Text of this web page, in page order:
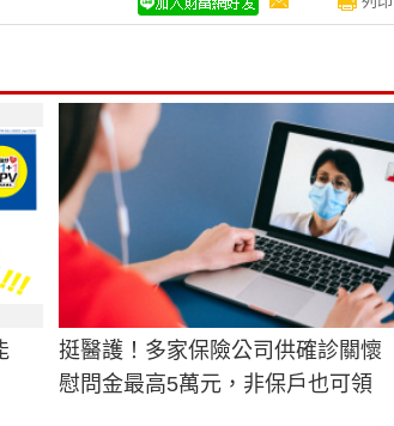
列印
挺醫護！多家保險公司供確診關懷